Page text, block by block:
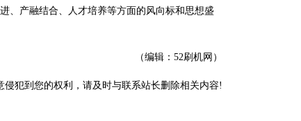
、产融结合、人才培养等方面的风向标和思想盛
（编辑：52刷机网）
犯到您的权利，请及时与联系站长删除相关内容!